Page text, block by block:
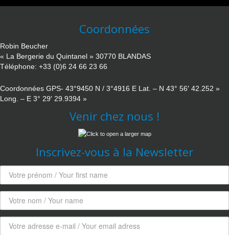
Coordonnées
Robin Beucher
« La Bergerie du Quintanel » 30770 BLANDAS
Téléphone: +33 (0)6 24 66 23 66
Coordonnées GPS- 43°9450 N / 3°4916 E Lat. – N 43° 56′ 42.252 »
Long. – E 3° 29′ 29.9394 »
Venir chez nous !
Inscrivez-vous à la Newsletter